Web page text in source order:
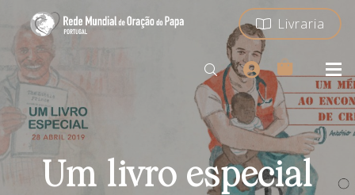
Livraria
Um livro especial